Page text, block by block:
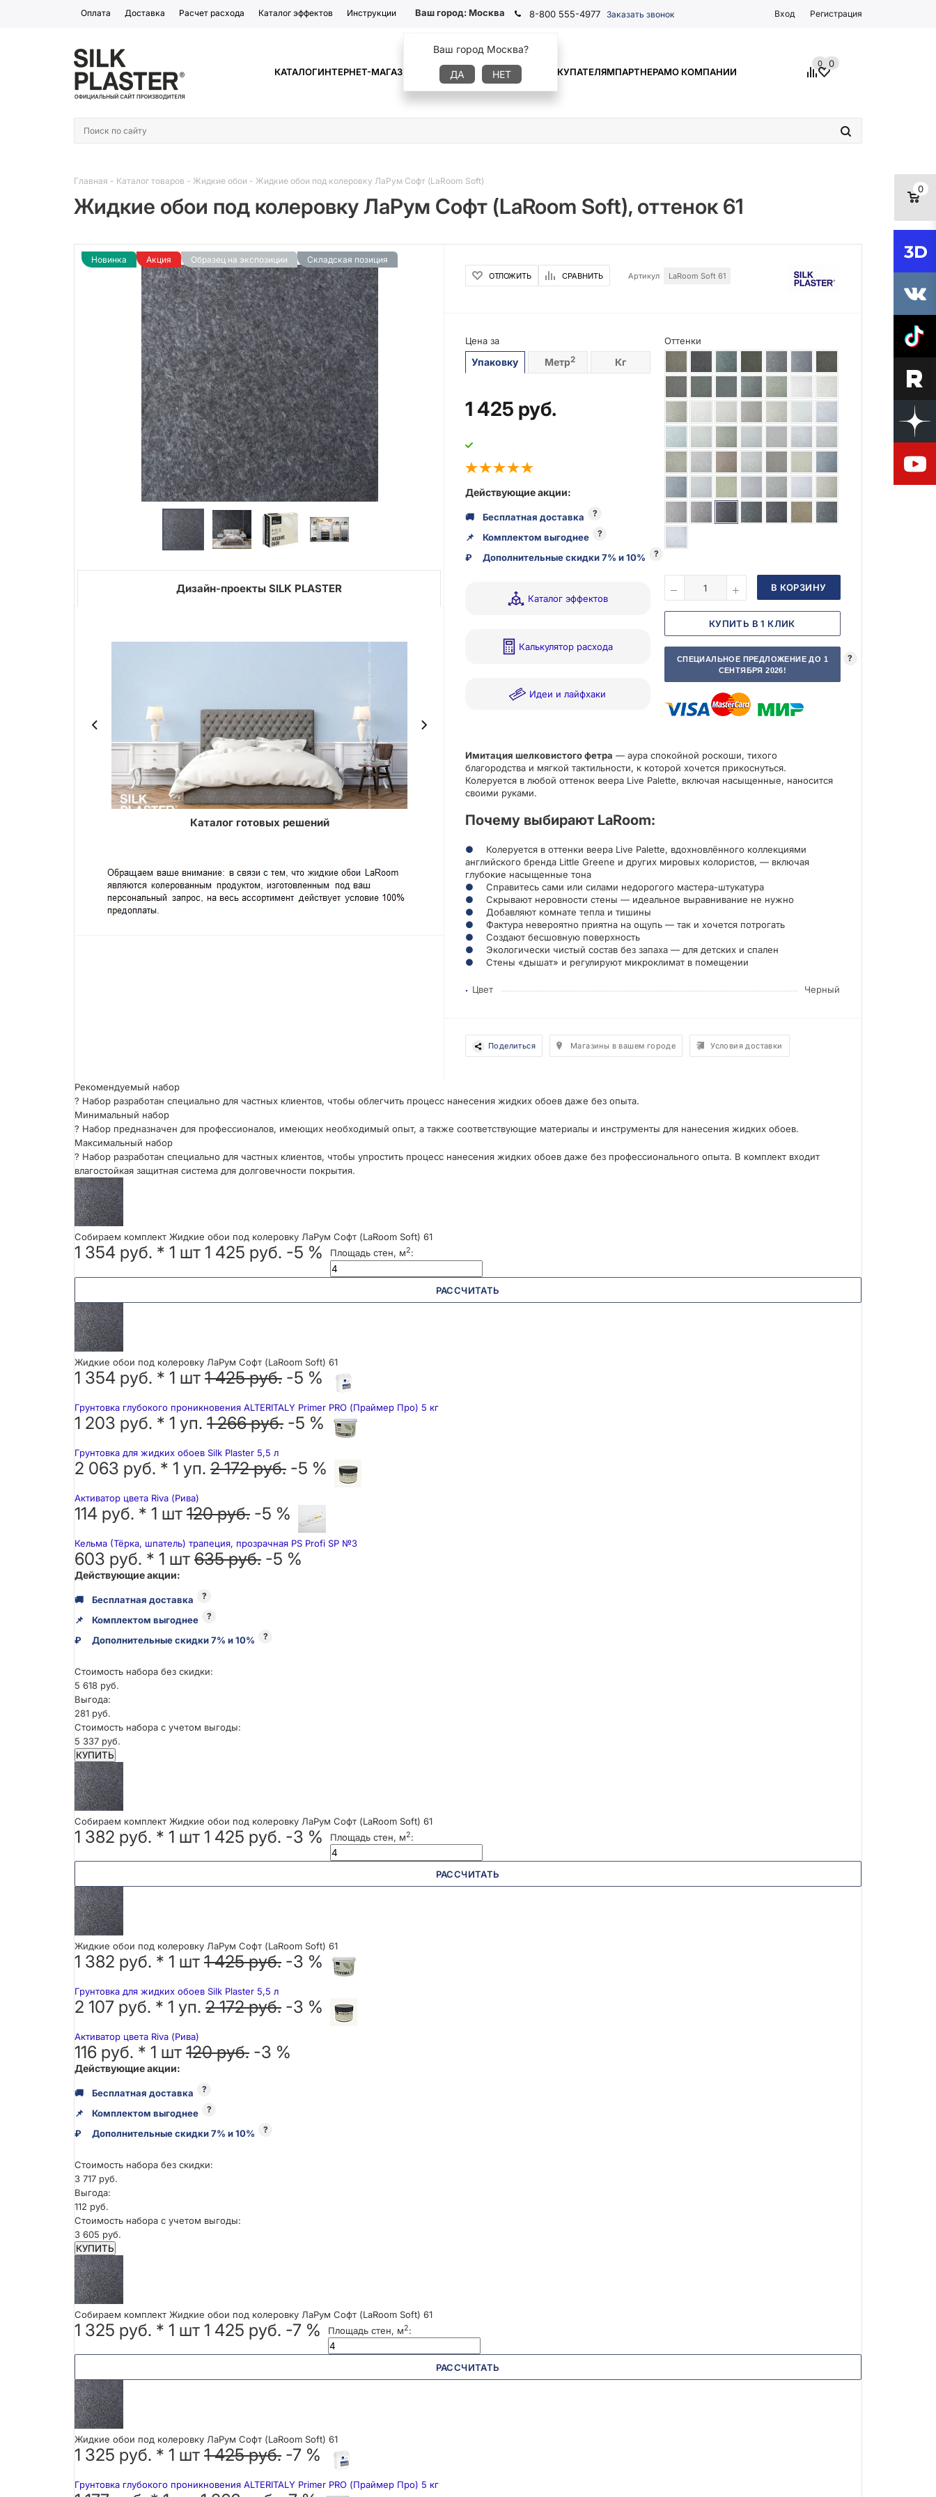
Оплата Доставка Расчет расхода Каталог эффектов Инструкции Ваш город:Москва
Ваш город Москва?
ДА НЕТ
8-800 555-4977 Заказать звонок Вход Регистрация
КАТАЛОГИНТЕРНЕТ-МАГАЗИН ГДЕ КУПИТЬ ИНФОРМАЦИЯ ПОКУПАТЕЛЯМПАРТНЕРАМО КОМПАНИИ
0 0
0
Главная - Каталог товаров - Жидкие обои - Жидкие обои под колеровку ЛаРум Софт (LaRoom Soft)
Жидкие обои под колеровку ЛаРум Софт (LaRoom Soft), оттенок 61
Новинка Акция Образец на экспозиции Складская позиция
Дизайн-проекты SILK PLASTER
Каталог готовых решений Фотокаталог 2020
ОТЛОЖИТЬ СРАВНИТЬ Артикул LaRoom Soft 61
Цена за
Упаковку Метр2 Кг
1 425 руб.
Действующие акции:
🚚 Бесплатная доставка ?
📌 Комплектом выгоднее ?
₽ Дополнительные скидки 7% и 10% ?
Каталог эффектов
Калькулятор расхода
Идеи и лайфхаки
Оттенки
В КОРЗИНУ
КУПИТЬ В 1 КЛИК
СПЕЦИАЛЬНОЕ ПРЕДЛОЖЕНИЕ ДО 1
СЕНТЯБРЯ 2026!
?
Имитация шелковистого фетра — аура спокойной роскоши, тихого
благородства и мягкой тактильности, к которой хочется прикоснуться.
Колеруется в любой оттенок веера Live Palette, включая насыщенные, наносится
своими руками.
Почему выбирают LaRoom:
Колеруется в оттенки веера Live Palette, вдохновлённого коллекциями
английского бренда Little Greene и других мировых колористов, — включая
глубокие насыщенные тона
Справитесь сами или силами недорогого мастера-штукатура
Скрывают неровности стены — идеальное выравнивание не нужно
Добавляют комнате тепла и тишины
Фактура невероятно приятна на ощупь — так и хочется потрогать
Создают бесшовную поверхность
Экологически чистый состав без запаха — для детских и спален
Стены «дышат» и регулируют микроклимат в помещении
Цвет Черный
Поделиться Магазины в вашем городе Условия доставки
Рекомендуемый набор
? Набор разработан специально для частных клиентов, чтобы облегчить процесс нанесения жидких обоев даже без опыта.
Минимальный набор
? Набор предназначен для профессионалов, имеющих необходимый опыт, а также соответствующие материалы и инструменты для нанесения жидких обоев.
Максимальный набор
? Набор разработан специально для частных клиентов, чтобы упростить процесс нанесения жидких обоев даже без профессионального опыта. В комплект входит
влагостойкая защитная система для долговечности покрытия.
Собираем комплект Жидкие обои под колеровку ЛаРум Софт (LaRoom Soft) 61
1 354 руб. * 1 шт 1 425 руб. -5 % Площадь стен, м2:
РАССЧИТАТЬ
Жидкие обои под колеровку ЛаРум Софт (LaRoom Soft) 61
1 354 руб. * 1 шт 1 425 руб. -5 %
Грунтовка глубокого проникновения ALTERITALY Primer PRO (Праймер Про) 5 кг
1 203 руб. * 1 уп. 1 266 руб. -5 %
Грунтовка для жидких обоев Silk Plaster 5,5 л
2 063 руб. * 1 уп. 2 172 руб. -5 %
Активатор цвета Riva (Рива)
114 руб. * 1 шт 120 руб. -5 %
Кельма (Тёрка, шпатель) трапеция, прозрачная PS Profi SP №3
603 руб. * 1 шт 635 руб. -5 %
Действующие акции:
🚚 Бесплатная доставка ?
📌 Комплектом выгоднее ?
₽ Дополнительные скидки 7% и 10% ?
Стоимость набора без скидки:
5 618 руб.
Выгода:
281 руб.
Стоимость набора с учетом выгоды:
5 337 руб.
КУПИТЬ
Собираем комплект Жидкие обои под колеровку ЛаРум Софт (LaRoom Soft) 61
1 382 руб. * 1 шт 1 425 руб. -3 % Площадь стен, м2:
РАССЧИТАТЬ
Жидкие обои под колеровку ЛаРум Софт (LaRoom Soft) 61
1 382 руб. * 1 шт 1 425 руб. -3 %
Грунтовка для жидких обоев Silk Plaster 5,5 л
2 107 руб. * 1 уп. 2 172 руб. -3 %
Активатор цвета Riva (Рива)
116 руб. * 1 шт 120 руб. -3 %
Действующие акции:
🚚 Бесплатная доставка ?
📌 Комплектом выгоднее ?
₽ Дополнительные скидки 7% и 10% ?
Стоимость набора без скидки:
3 717 руб.
Выгода:
112 руб.
Стоимость набора с учетом выгоды:
3 605 руб.
КУПИТЬ
Собираем комплект Жидкие обои под колеровку ЛаРум Софт (LaRoom Soft) 61
1 325 руб. * 1 шт 1 425 руб. -7 % Площадь стен, м2:
РАССЧИТАТЬ
Жидкие обои под колеровку ЛаРум Софт (LaRoom Soft) 61
1 325 руб. * 1 шт 1 425 руб. -7 %
Грунтовка глубокого проникновения ALTERITALY Primer PRO (Праймер Про) 5 кг